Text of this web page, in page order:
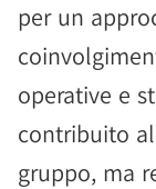
per un
operative e
contribuito
gruppo, ma